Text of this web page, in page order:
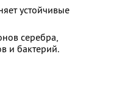
устойчивые
серебра,
и бактерий.